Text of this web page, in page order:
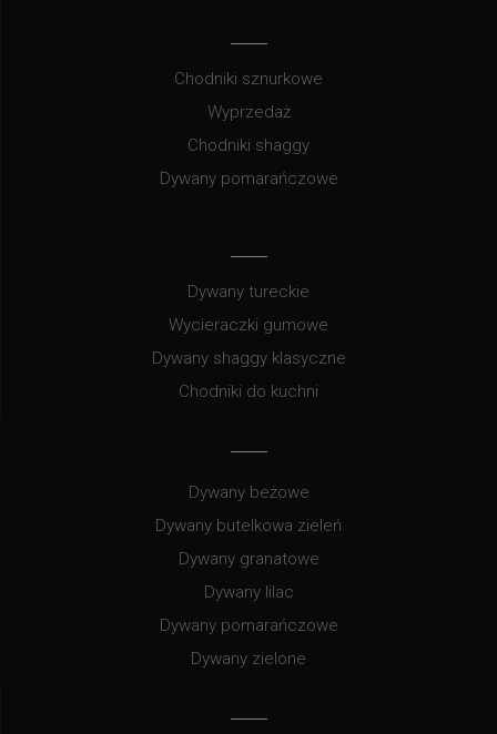
Chodniki sznurkowe
Wyprzedaż
Chodniki shaggy
Dywany pomarańczowe
Dywany tureckie
Wycieraczki gumowe
Dywany shaggy klasyczne
Chodniki do kuchni
Dywany beżowe
Dywany butelkowa zieleń
Dywany granatowe
Dywany lilac
Dywany pomarańczowe
Dywany zielone